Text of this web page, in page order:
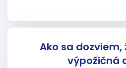
Ako sa dozviem,
výpožičná